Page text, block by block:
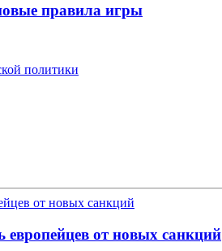
правила игры
политики
европейцев от новых санкций